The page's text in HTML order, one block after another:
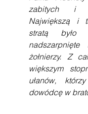
zabitych i
Największą i
stratą było
nadszarpnięte
żołnierzy. Z
większym
ułanów,
dowódcę w